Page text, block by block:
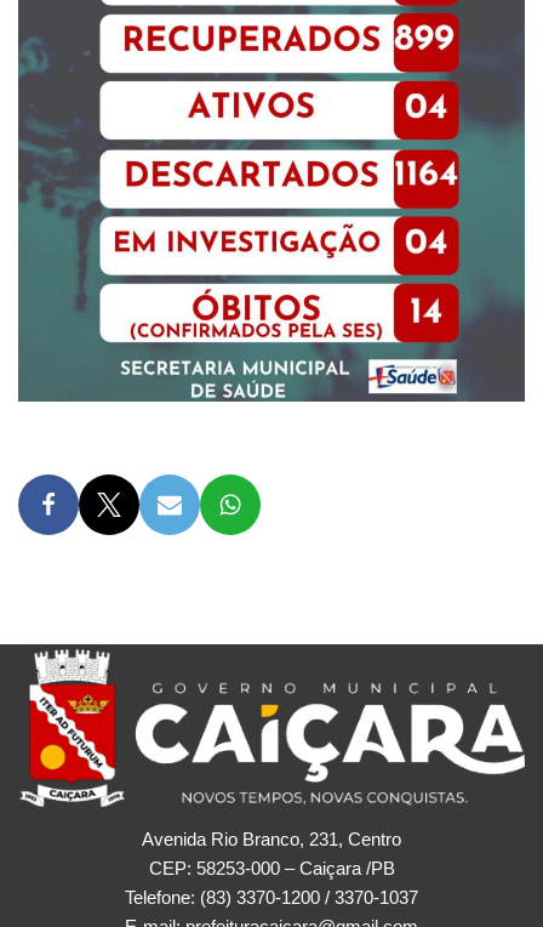
Avenida Rio Branco, 231, Centro
CEP: 58253-000 – Caiçara /PB
Telefone: (83) 3370-1200 / 3370-1037